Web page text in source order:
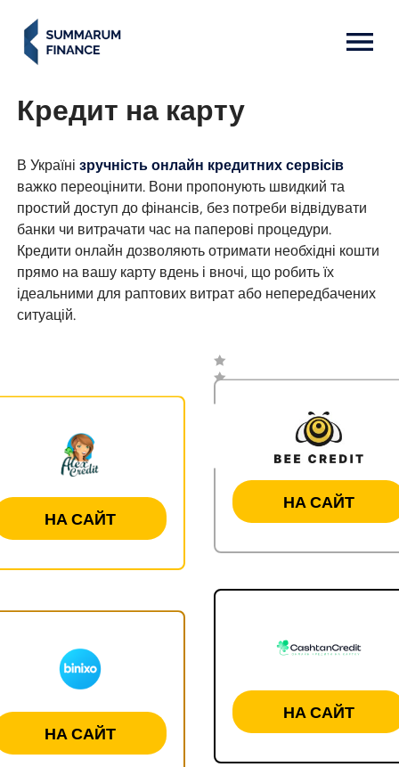
Кредит на карту
В Українізручність онлайн кредитних сервісів
важко переоцінити. Вони пропонують швидкий та
простий доступ до фінансів, без потреби відвідувати
банки чи витрачати час на паперові процедури.
Кредити онлайн дозволяють отримати необхідні кошти
прямо на вашу карту вдень і вночі, що робить їх
ідеальними для раптових витрат або непередбачених
ситуацій.
НА САЙТ
НА САЙТ
НА САЙТ
НА САЙТ